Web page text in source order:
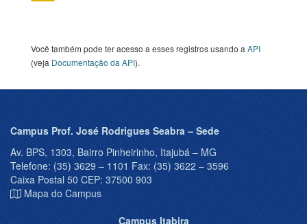
Você também pode ter acesso a esses registros usando a API
(veja Documentação da API).
Campus Prof. José Rodrigues Seabra – Sede
Av. BPS, 1303, Bairro Pinheirinho, Itajubá – MG
Telefone: (35) 3629 – 1101 Fax: (35) 3622 – 3596
Caixa Postal 50 CEP: 37500 903
Mapa do Campus
Campus Itabira